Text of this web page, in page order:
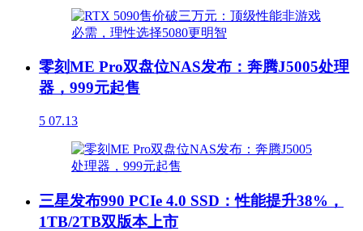
零刻ME Pro双盘位NAS发布：奔腾J5005处理
器，999元起售
5 07.13
三星发布990 PCIe 4.0 SSD：性能提升38%，
1TB/2TB双版本上市